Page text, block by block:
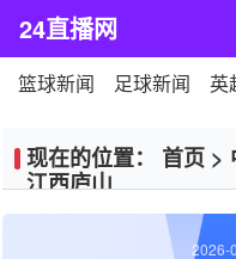
24直播网
篮球新闻 足球新闻 英
现在的位置： 首页 >
江西庐山
2026-